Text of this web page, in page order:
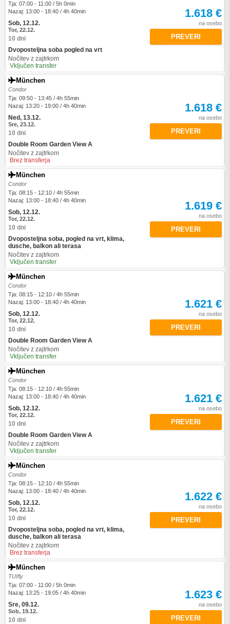
Tja: 07:00 - 11:00 / 5h 0min
Nazaj: 13:00 - 18:40 / 4h 40min
Sob, 12.12.
Tor, 22.12.
10 dni
Dvoposteljna soba pogled na vrt
Nočitev z zajtrkom
Vključen transfer
1.618 €
na osebo
PREVERI
München
Condor
Tja: 09:50 - 13:45 / 4h 55min
Nazaj: 13:20 - 19:00 / 4h 40min
Ned, 13.12.
Sre, 23.12.
10 dni
Double Room Garden View A
Nočitev z zajtrkom
Brez transferja
1.618 €
na osebo
PREVERI
München
Condor
Tja: 08:15 - 12:10 / 4h 55min
Nazaj: 13:00 - 18:40 / 4h 40min
Sob, 12.12.
Tor, 22.12.
10 dni
Dvoposteljna soba, pogled na vrt, klima,
dusche, balkon ali terasa
Nočitev z zajtrkom
Vključen transfer
1.619 €
na osebo
PREVERI
München
Condor
Tja: 08:15 - 12:10 / 4h 55min
Nazaj: 13:00 - 18:40 / 4h 40min
Sob, 12.12.
Tor, 22.12.
10 dni
Double Room Garden View A
Nočitev z zajtrkom
Vključen transfer
1.621 €
na osebo
PREVERI
München
Condor
Tja: 08:15 - 12:10 / 4h 55min
Nazaj: 13:00 - 18:40 / 4h 40min
Sob, 12.12.
Tor, 22.12.
10 dni
Double Room Garden View A
Nočitev z zajtrkom
Vključen transfer
1.621 €
na osebo
PREVERI
München
Condor
Tja: 08:15 - 12:10 / 4h 55min
Nazaj: 13:00 - 18:40 / 4h 40min
Sob, 12.12.
Tor, 22.12.
10 dni
Dvoposteljna soba, pogled na vrt, klima,
dusche, balkon ali terasa
Nočitev z zajtrkom
Brez transferja
1.622 €
na osebo
PREVERI
München
TUIfly
Tja: 07:00 - 11:00 / 5h 0min
Nazaj: 13:25 - 19:05 / 4h 40min
Sre, 09.12.
Sob, 19.12.
10 dni
1.623 €
na osebo
PREVERI